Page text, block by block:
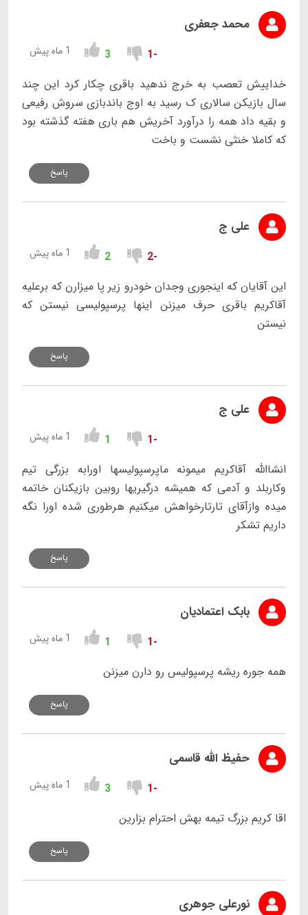
محمد جعفری
-1
3 1 ماه پیش
خداییش تعصب به خرج ندهید باقری چکار کرد این چند
سال بازیکن سالاری ک رسید به اوج باندبازی سروش رفیعی
و بقیه داد همه را درآورد آخریش هم باری هفته گذشته بود
که کاملا خنثی نشست و باخت
پاسخ
علی ج
-2
2 1 ماه پیش
این آقایان که اینجوری وجدان خودرو زیر پا میزارن که برعلیه
آقاکریم باقری حرف میزنن اینها پرسپولیسی نیستن که
نیستن
پاسخ
علی ج
-1
1 1 ماه پیش
انشاالله آقاکریم میمونه ماپرسپولیسها اورابه بزرگی تیم
وکاربلد و آدمی که همیشه درگیریها روبین بازیکنان خاتمه
میده وازآقای تارتارخواهش میکنیم هرطوری شده اورا نگه
داریم تشکر
پاسخ
بابک اعتمادیان
-1
1 1 ماه پیش
همه جوره ریشه پرسپولیس رو دارن میزنن
پاسخ
حفیظ الله قاسمی
-1
3 1 ماه پیش
اقا کریم بزرگ تیمه بهش احترام بزارین
پاسخ
نورعلی جوهری